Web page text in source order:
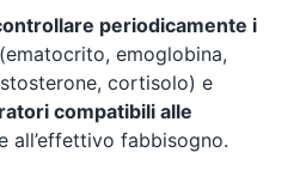
periodicamente i
(ematocrito, emoglobina,
cortisolo) e
compatibili alle
all’effettivo fabbisogno.